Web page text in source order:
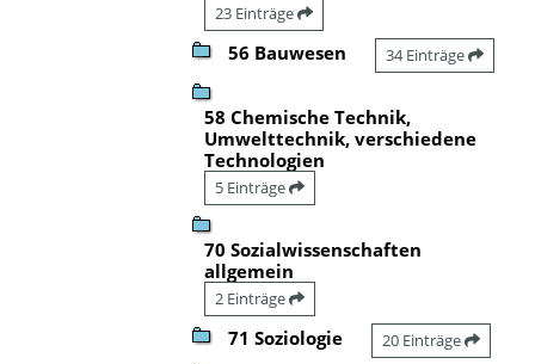
23 Einträge
56 Bauwesen 34 Einträge
58 Chemische Technik,
Umwelttechnik, verschiedene
Technologien
5 Einträge
70 Sozialwissenschaften
allgemein
2 Einträge
71 Soziologie 20 Einträge